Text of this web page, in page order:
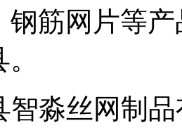
钢筋网片等
淼丝网制品